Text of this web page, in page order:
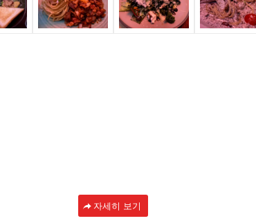
자세히 보기